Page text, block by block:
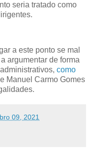
seria tratado como
a este ponto se mal
argumentar de forma
como
Manuel Carmo Gomes
09, 2021